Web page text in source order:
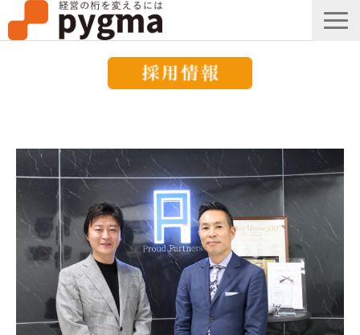
メッセージ
導入事例一覧
組織改革コラム
ピグマのブログ
セミナー
お知らせ